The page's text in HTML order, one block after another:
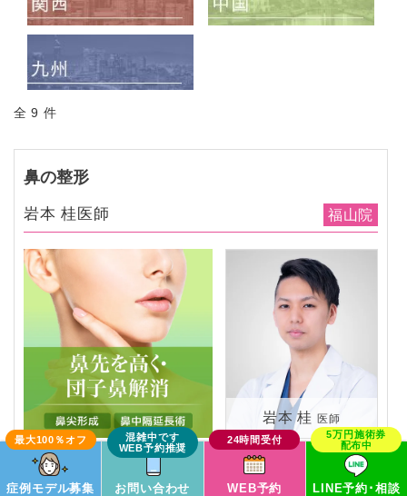
全 9 件
鼻の整形
岩本 桂医師 福山院
岩本 桂 医師
この症例モデルで予約
症例モデル募集 お問い合わせ WEB予約 LINE予約･相談